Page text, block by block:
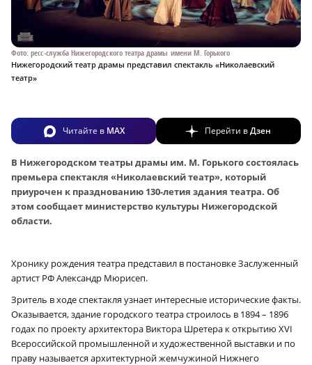
Фото: ресс-служба Нижегородского театра драмы имени М. Горького
Нижегородский театр драмы представил спектакль «Николаевский
театр»
Читайте в MAX Перейти вДзен
В Нижегородском театры драмы им. М. Горького состоялась
премьера спектакля «Николаевский театр», который
приурочен к празднованию 130-летия здания театра. Об
этом сообщает министерство культуры Нижегородской
области.
Хронику рождения театра представил в постановке Заслуженный
артист РФ Александр Мюрисеп.
Зритель в ходе спектакля узнает интересные исторические факты.
Оказывается, здание городского театра строилось в 1894 – 1896
годах по проекту архитектора Виктора Шретера к открытию XVI
Всероссийской промышленной и художественной выставки и по
праву называется архитектурной жемчужиной Нижнего